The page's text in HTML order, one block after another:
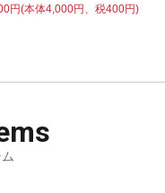
円(本体4,000円、税400円)